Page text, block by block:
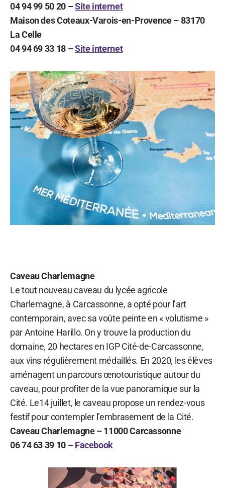
04 94 99 50 20 –Site internet
Maison des Coteaux-Varois-en-Provence – 83170
La Celle
04 94 69 33 18 –Site internet
Caveau Charlemagne
Le tout nouveau caveau du lycée agricole
Charlemagne, à Carcassonne, a opté pour l’art
contemporain, avec sa voûte peinte en « volutisme »
par Antoine Harillo. On y trouve la production du
domaine, 20 hectares en IGP Cité-de-Carcassonne,
aux vins régulièrement médaillés. En 2020, les élèves
aménagent un parcours œnotouristique autour du
caveau, pour profiter de la vue panoramique sur la
Cité. Le14 juillet, le caveau propose un rendez-vous
festif pour contempler l’embrasement de la Cité.
Caveau Charlemagne – 11000 Carcassonne
06 74 63 39 10 –Facebook